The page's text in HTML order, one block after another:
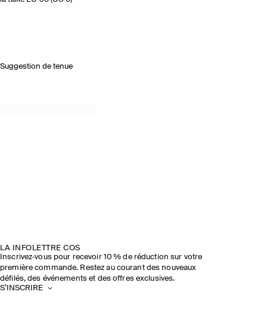
Suggestion de tenue
LA INFOLETTRE COS
Inscrivez‑vous pour recevoir 10 % de réduction sur votre
première commande. Restez au courant des nouveaux
défilés, des événements et des offres exclusives.
S’INSCRIRE